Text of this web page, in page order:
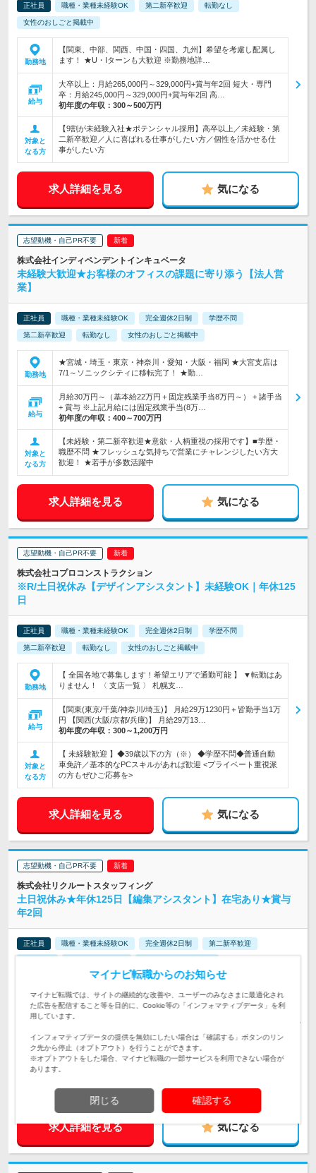
正社員 職種・業種未経験OK 第二新卒歓迎 転勤なし
女性のおしごと掲載中
勤務地
【関東、中部、関西、中国・四国、九州】希望を考慮し配属し
ます！ ★U・Iターンも大歓迎 ※勤務地詳…
給与
大卒以上：月給265,000円～329,000円+賞与年2回 短大・専門
卒：月給245,000円～329,000円+賞与年2回 高…
初年度の年収： 300～500万円
対象と
なる方
【9割が未経験入社★ポテンシャル採用】高卒以上／未経験・第
二新卒歓迎／人に喜ばれる仕事がしたい方／個性を活かせる仕
事がしたい方
求人詳細を見る 気になる
志望動機・自己PR不要
株式会社インディペンデントインキュベータ
未経験大歓迎★お客様のオフィスの課題に寄り添う【法人営
業】
正社員 職種・業種未経験OK 完全週休2日制 学歴不問
第二新卒歓迎 転勤なし 女性のおしごと掲載中
勤務地
★宮城・埼玉・東京・神奈川・愛知・大阪・福岡 ★大宮支店は
7/1～ソニックシティに移転完了！ ★勤…
給与
月給30万円～（基本給22万円＋固定残業手当8万円～） + 諸手当
+ 賞与 ※上記月給には固定残業手当(8万…
初年度の年収： 400～700万円
対象と
なる方
【未経験・第二新卒歓迎★意欲・人柄重視の採用です】■学歴・
職歴不問 ★フレッシュな気持ちで営業にチャレンジしたい方大
歓迎！ ★若手が多数活躍中
求人詳細を見る 気になる
志望動機・自己PR不要
株式会社コプロコンストラクション
※R/土日祝休み【デザインアシスタント】未経験OK｜年休125
日
正社員 職種・業種未経験OK 完全週休2日制 学歴不問
第二新卒歓迎 転勤なし 女性のおしごと掲載中
勤務地
【 全国各地で募集します！希望エリアで通勤可能 】 ▼転勤はあ
りません！ 〈 支店一覧 〉 札幌支…
給与
【関東(東京/千葉/神奈川/埼玉)】 月給29万1230円＋皆勤手当1万
円 【関西(大阪/京都/兵庫)】 月給29万13…
初年度の年収： 300～1,200万円
対象と
なる方
【 未経験歓迎 】◆39歳以下の方（※） ◆学歴不問◆普通自動
車免許／基本的なPCスキルがあれば歓迎 <プライベート重視派
の方もぜひご応募を>
求人詳細を見る 気になる
志望動機・自己PR不要
株式会社リクルートスタッフィング
土日祝休み★年休125日【編集アシスタント】在宅あり★賞与
年2回
正社員 職種・業種未経験OK 完全週休2日制 第二新卒歓迎
勤務地
城・福岡・北海道募集♪】 ※転勤なし！駅近オ…
給与
東京：月給20万1100円～月給32万8300円＋賞与年2回 ◆月収UP
例 20代／入社3年目(リクルート)月収20万円…
初年度の年収：250～437万円
装・ネイルなどオシャレ自由★
求人詳細を見る 気になる
マイナビ転職からのお知らせ
マイナビ転職では、サイトの継続的な改善や、ユーザーのみなさまに最適化され
た広告を配信すること等を目的に、Cookie等の「インフォマティブデータ」を利
用しています。
インフォマティブデータの提供を無効にしたい場合は「確認する」ボタンのリン
ク先から停止（オプトアウト）を行うことができます。
※オプトアウトをした場合、マイナビ転職の一部サービスを利用できない場合が
あります。
閉じる 確認する